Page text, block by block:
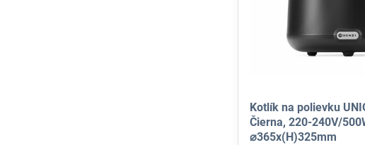
Kotlík na polievku
Čierna, 220-240V/
⌀365x(H)325mm